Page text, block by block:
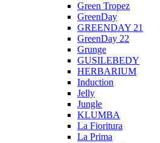
Green Tropez
GreenDay
GREENDAY 21
GreenDay 22
Grunge
GUSILEBEDY
HERBARIUM
Induction
Jelly
Jungle
KLUMBA
La Fioritura
La Prima